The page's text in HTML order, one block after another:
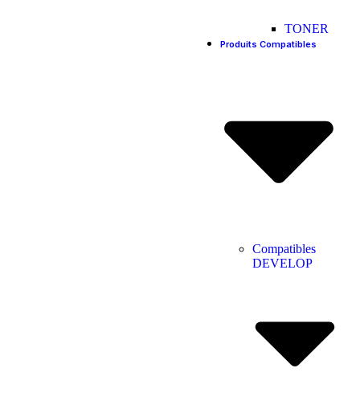
TONER
Produits Compatibles
Compatibles
DEVELOP